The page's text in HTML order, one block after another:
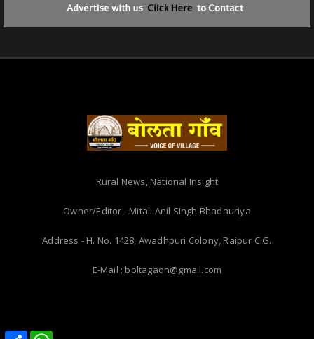
Share
Share
Rural News, National Insight
Owner/Editor - Mitali Anil SIngh Bhadauriya
Address - H. No. 1428, Awadhpuri Colony, Raipur C.G.
E-Mail : boltagaon@gmail.com